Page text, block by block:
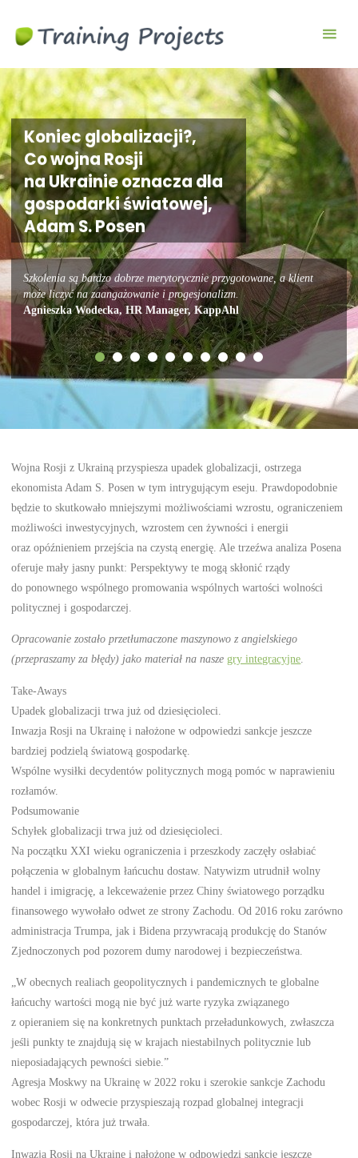
integracyjne,
team
building
Koniec globalizacji?,
Co wojna Rosji
na Ukrainie oznacza dla
gospodarki światowej,
Adam S. Posen
Szkolenia są bardzo dobrze merytorycznie przygotowane, a klient
może liczyć na zaangażowanie i progesjonalizm.
Agnieszka Wodecka, HR Manager, KappAhl
Wojna Rosji z Ukrainą przyspiesza upadek globalizacji, ostrzega
ekonomista Adam S. Posen w tym intrygującym eseju. Prawdopodobnie
będzie to skutkowało mniejszymi możliwościami wzrostu, ograniczeniem
możliwości inwestycyjnych, wzrostem cen żywności i energii
oraz opóźnieniem przejścia na czystą energię. Ale trzeźwa analiza Posena
oferuje mały jasny punkt: Perspektywy te mogą skłonić rządy
do ponownego wspólnego promowania wspólnych wartości wolności
politycznej i gospodarczej.
Opracowanie zostało przetłumaczone maszynowo z angielskiego
(przepraszamy za błędy) jako materiał na nasze gry integracyjne.
Take-Aways
Upadek globalizacji trwa już od dziesięcioleci.
Inwazja Rosji na Ukrainę i nałożone w odpowiedzi sankcje jeszcze
bardziej podzielą światową gospodarkę.
Wspólne wysiłki decydentów politycznych mogą pomóc w naprawieniu
rozłamów.
Podsumowanie
Schyłek globalizacji trwa już od dziesięcioleci.
Na początku XXI wieku ograniczenia i przeszkody zaczęły osłabiać
połączenia w globalnym łańcuchu dostaw. Natywizm utrudnił wolny
handel i imigrację, a lekceważenie przez Chiny światowego porządku
finansowego wywołało odwet ze strony Zachodu. Od 2016 roku zarówno
administracja Trumpa, jak i Bidena przywracają produkcję do Stanów
Zjednoczonych pod pozorem dumy narodowej i bezpieczeństwa.
„W obecnych realiach geopolitycznych i pandemicznych te globalne
łańcuchy wartości mogą nie być już warte ryzyka związanego
z opieraniem się na konkretnych punktach przeładunkowych, zwłaszcza
jeśli punkty te znajdują się w krajach niestabilnych politycznie lub
nieposiadających pewności siebie.”
Agresja Moskwy na Ukrainę w 2022 roku i szerokie sankcje Zachodu
wobec Rosji w odwecie przyspieszają rozpad globalnej integracji
gospodarczej, która już trwała.
Inwazja Rosji na Ukrainę i nałożone w odpowiedzi sankcje jeszcze